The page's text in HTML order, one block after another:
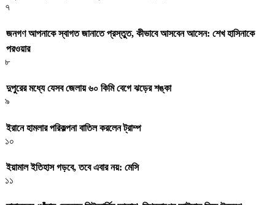
৭
জনগণ আপনাকে স্বাগত জানাতে প্রস্তুত, কীভাবে আসবেন আসেন: শেখ হাসিনাকে
পরওয়ার
৮
দুপুরের মধ্যে যেসব জেলায় ৬০ কিমি বেগে ঝড়ের শঙ্কা
৯
ইরানে হামলার পরিকল্পনা বাতিল করলেন ট্রাম্প
১০
ইয়ামাল ইতিহাস গড়বে, তবে এবার নয়: মেসি
১১